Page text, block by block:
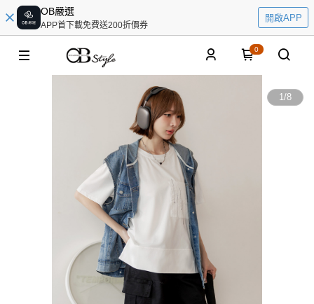
OB嚴選
APP首下載免費送200折價券
開啟APP
0
1/8